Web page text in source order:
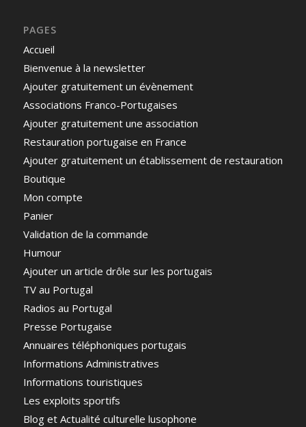
PAGES
Accueil
Bienvenue à la newsletter
Ajouter gratuitement un évènement
Associations Franco-Portugaises
Ajouter gratuitement une association
Restauration portugaise en France
Ajouter gratuitement un établissement de restauration
Boutique
Mon compte
Panier
Validation de la commande
Humour
Ajouter un article drôle sur les portugais
TV au Portugal
Radios au Portugal
Presse Portugaise
Annuaires téléphoniques portugais
Informations Administratives
Informations touristiques
Les exploits sportifs
Blog et Actualité culturelle lusophone